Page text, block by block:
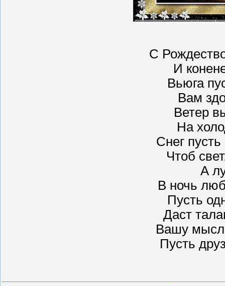
С
И
Вьюга
Вам
Ветер
На
Снег
Чтоб
А
В ночь
Пусть
Даст
Вашу
Пусть